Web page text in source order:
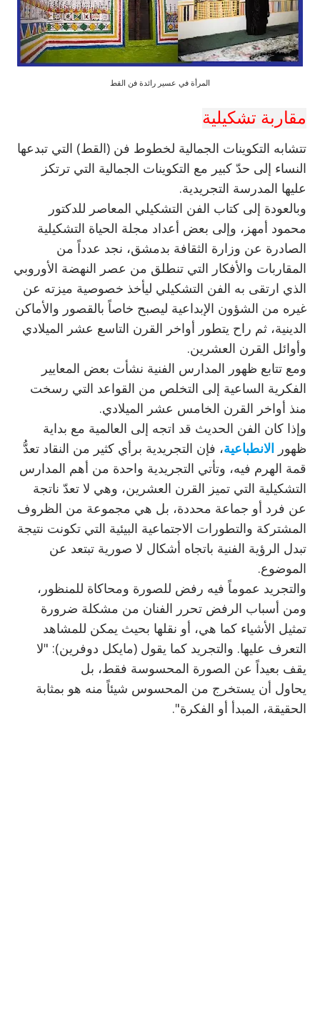
المرأة في عسير رائدة فن القط
مقاربة تشكيلية
تتشابه التكوينات الجمالية لخطوط فن (القط) التي تبدعها
النساء إلى حدّ كبير مع التكوينات الجمالية التي ترتكز
عليها المدرسة التجريدية.
وبالعودة إلى كتاب الفن التشكيلي المعاصر للدكتور
محمود أمهز، وإلى بعض أعداد مجلة الحياة التشكيلية
الصادرة عن وزارة الثقافة بدمشق، نجد عدداً من
المقاربات والأفكار التي تنطلق من عصر النهضة الأوروبي
الذي ارتقى به الفن التشكيلي ليأخذ خصوصية ميزته عن
غيره من الشؤون الإبداعية ليصبح خاصاً بالقصور والأماكن
الدينية، ثم راح يتطور أواخر القرن التاسع عشر الميلادي
وأوائل القرن العشرين.
ومع تتابع ظهور المدارس الفنية نشأت بعض المعايير
الفكرية الساعية إلى التخلص من القواعد التي رسخت
منذ أواخر القرن الخامس عشر الميلادي.
وإذا كان الفن الحديث قد اتجه إلى العالمية مع بداية
ظهور الانطباعية، فإن التجريدية برأي كثير من النقاد تعدُّ
قمة الهرم فيه، وتأتي التجريدية واحدة من أهم المدارس
التشكيلية التي تميز القرن العشرين، وهي لا تعدّ ناتجة
عن فرد أو جماعة محددة، بل هي مجموعة من الظروف
المشتركة والتطورات الاجتماعية البيئية التي تكونت نتيجة
تبدل الرؤية الفنية باتجاه أشكال لا صورية تبتعد عن
الموضوع.
والتجريد عموماً فيه رفض للصورة ومحاكاة للمنظور،
ومن أسباب الرفض تحرر الفنان من مشكلة ضرورة
تمثيل الأشياء كما هي، أو نقلها بحيث يمكن للمشاهد
التعرف عليها. والتجريد كما يقول (مايكل دوفرين): "لا
يقف بعيداً عن الصورة المحسوسة فقط، بل
يحاول أن يستخرج من المحسوس شيئاً منه هو بمثابة
الحقيقة، المبدأ أو الفكرة".